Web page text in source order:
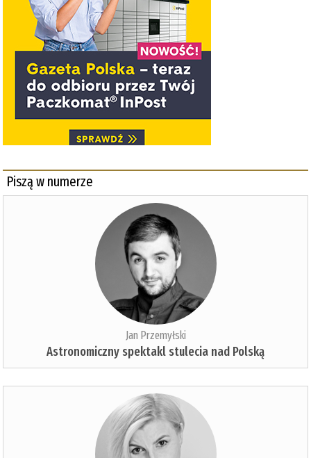
Piszą w numerze
Jan Przemyłski
Astronomiczny spektakl stulecia nad Polską